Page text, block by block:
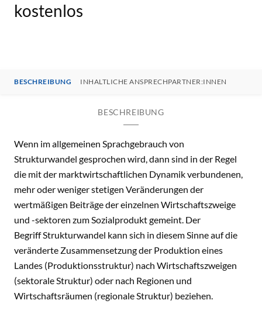
kostenlos
BESCHREIBUNG INHALTLICHE ANSPRECHPARTNER:INNEN
BESCHREIBUNG
Wenn im allgemeinen Sprachgebrauch von
Strukturwandel gesprochen wird, dann sind in der Regel
die mit der marktwirtschaftlichen Dynamik verbundenen,
mehr oder weniger stetigen Veränderungen der
wertmäßigen Beiträge der einzelnen Wirtschaftszweige
und -sektoren zum Sozialprodukt gemeint. Der
Begriff Strukturwandel kann sich in diesem Sinne auf die
veränderte Zusammensetzung der Produktion eines
Landes (Produktionsstruktur) nach Wirtschaftszweigen
(sektorale Struktur) oder nach Regionen und
Wirtschaftsräumen (regionale Struktur) beziehen.